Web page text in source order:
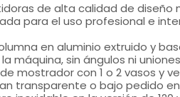
de alta calidad de diseño
para el uso profesional e
en aluminio extruido y
máquina, sin ángulos ni
mostrador con 1 o 2 vasos y
transparente o bajo pedido